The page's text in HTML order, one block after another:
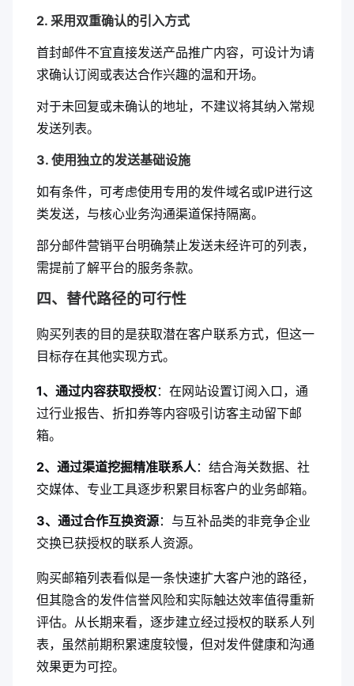
2. 采用双重确认的引入方式
首封邮件不宜直接发送产品推广内容，可设计为请
求确认订阅或表达合作兴趣的温和开场。
对于未回复或未确认的地址，不建议将其纳入常规
发送列表。
3. 使用独立的发送基础设施
如有条件，可考虑使用专用的发件域名或IP进行这
类发送，与核心业务沟通渠道保持隔离。
部分邮件营销平台明确禁止发送未经许可的列表，
需提前了解平台的服务条款。
四、替代路径的可行性
购买列表的目的是获取潜在客户联系方式，但这一
目标存在其他实现方式。
1、通过内容获取授权：在网站设置订阅入口，通
过行业报告、折扣券等内容吸引访客主动留下邮
箱。
2、通过渠道挖掘精准联系人：结合海关数据、社
交媒体、专业工具逐步积累目标客户的业务邮箱。
3、通过合作互换资源：与互补品类的非竞争企业
交换已获授权的联系人资源。
购买邮箱列表看似是一条快速扩大客户池的路径，
但其隐含的发件信誉风险和实际触达效率值得重新
评估。从长期来看，逐步建立经过授权的联系人列
表，虽然前期积累速度较慢，但对发件健康和沟通
效果更为可控。